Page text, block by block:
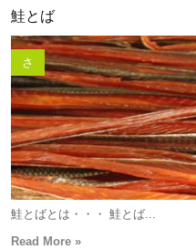
鮭とば
さ
鮭とばとは・・・ 鮭とば...
Read More »